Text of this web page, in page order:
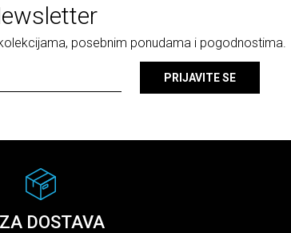
posebnim ponudama i pogodnostima.
PRIJAVITE SE
DOSTAVA